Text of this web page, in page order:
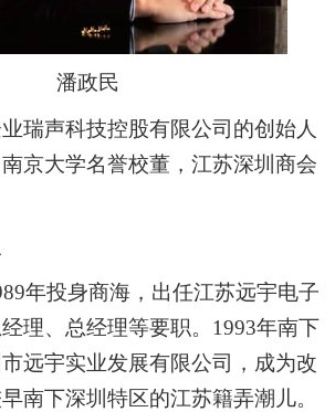
潘政民
瑞声科技控股有限公司的创始人
京大学名誉校董，江苏深圳商会
年投身商海，出任江苏远宇电子
理、总经理等要职。 1993年南下
远宇实业发展有限公司，成为改
南下深圳特区的江苏籍弄潮儿。